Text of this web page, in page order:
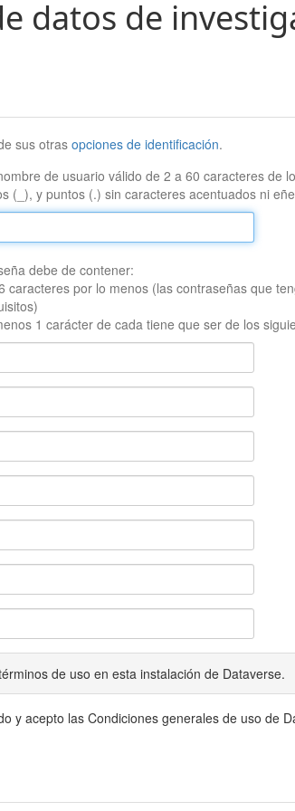
datos de
sus otrasopciones de identificación.
de usuario válido de 2 a 60 caracteres de
(_), y puntos (.) sin caracteres acentuados ni
debe de contener:
caracteres por lo menos (las contraseñas que
1 carácter de cada tiene que ser de los
de uso en esta instalación de Dataverse.
y acepto las Condiciones generales de uso de